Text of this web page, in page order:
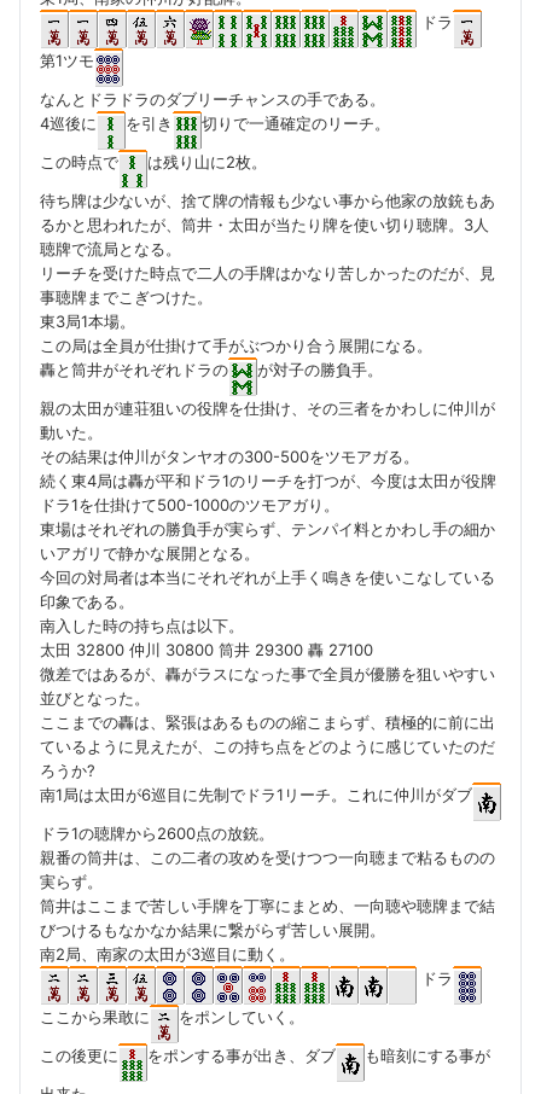
ドラ
第1ツモ
なんとドラドラのダブリーチャンスの手である。
4巡後に
を引き
切りで一通確定のリーチ。
この時点で
は残り山に2枚。
待ち牌は少ないが、捨て牌の情報も少ない事から他家の放銃もあ
るかと思われたが、筒井・太田が当たり牌を使い切り聴牌。3人
聴牌で流局となる。
リーチを受けた時点で二人の手牌はかなり苦しかったのだが、見
事聴牌までこぎつけた。
東3局1本場。
この局は全員が仕掛けて手がぶつかり合う展開になる。
轟と筒井がそれぞれドラの
が対子の勝負手。
親の太田が連荘狙いの役牌を仕掛け、その三者をかわしに仲川が
動いた。
その結果は仲川がタンヤオの300-500をツモアガる。
続く東4局は轟が平和ドラ1のリーチを打つが、今度は太田が役牌
ドラ1を仕掛けて500-1000のツモアガり。
東場はそれぞれの勝負手が実らず、テンパイ料とかわし手の細か
いアガリで静かな展開となる。
今回の対局者は本当にそれぞれが上手く鳴きを使いこなしている
印象である。
南入した時の持ち点は以下。
太田 32800 仲川 30800 筒井 29300 轟 27100
微差ではあるが、轟がラスになった事で全員が優勝を狙いやすい
並びとなった。
ここまでの轟は、緊張はあるものの縮こまらず、積極的に前に出
ているように見えたが、この持ち点をどのように感じていたのだ
ろうか?
南1局は太田が6巡目に先制でドラ1リーチ。これに仲川がダブ
ドラ1の聴牌から2600点の放銃。
親番の筒井は、この二者の攻めを受けつつ一向聴まで粘るものの
実らず。
筒井はここまで苦しい手牌を丁寧にまとめ、一向聴や聴牌まで結
びつけるもなかなか結果に繋がらず苦しい展開。
南2局、南家の太田が3巡目に動く。
ドラ
ここから果敢に
をポンしていく。
この後更に
をポンする事が出き、ダブ
も暗刻にする事が